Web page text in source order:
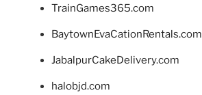
TrainGames365.com
BaytownEvaCationRentals.com
JabalpurCakeDelivery.com
halobjd.com